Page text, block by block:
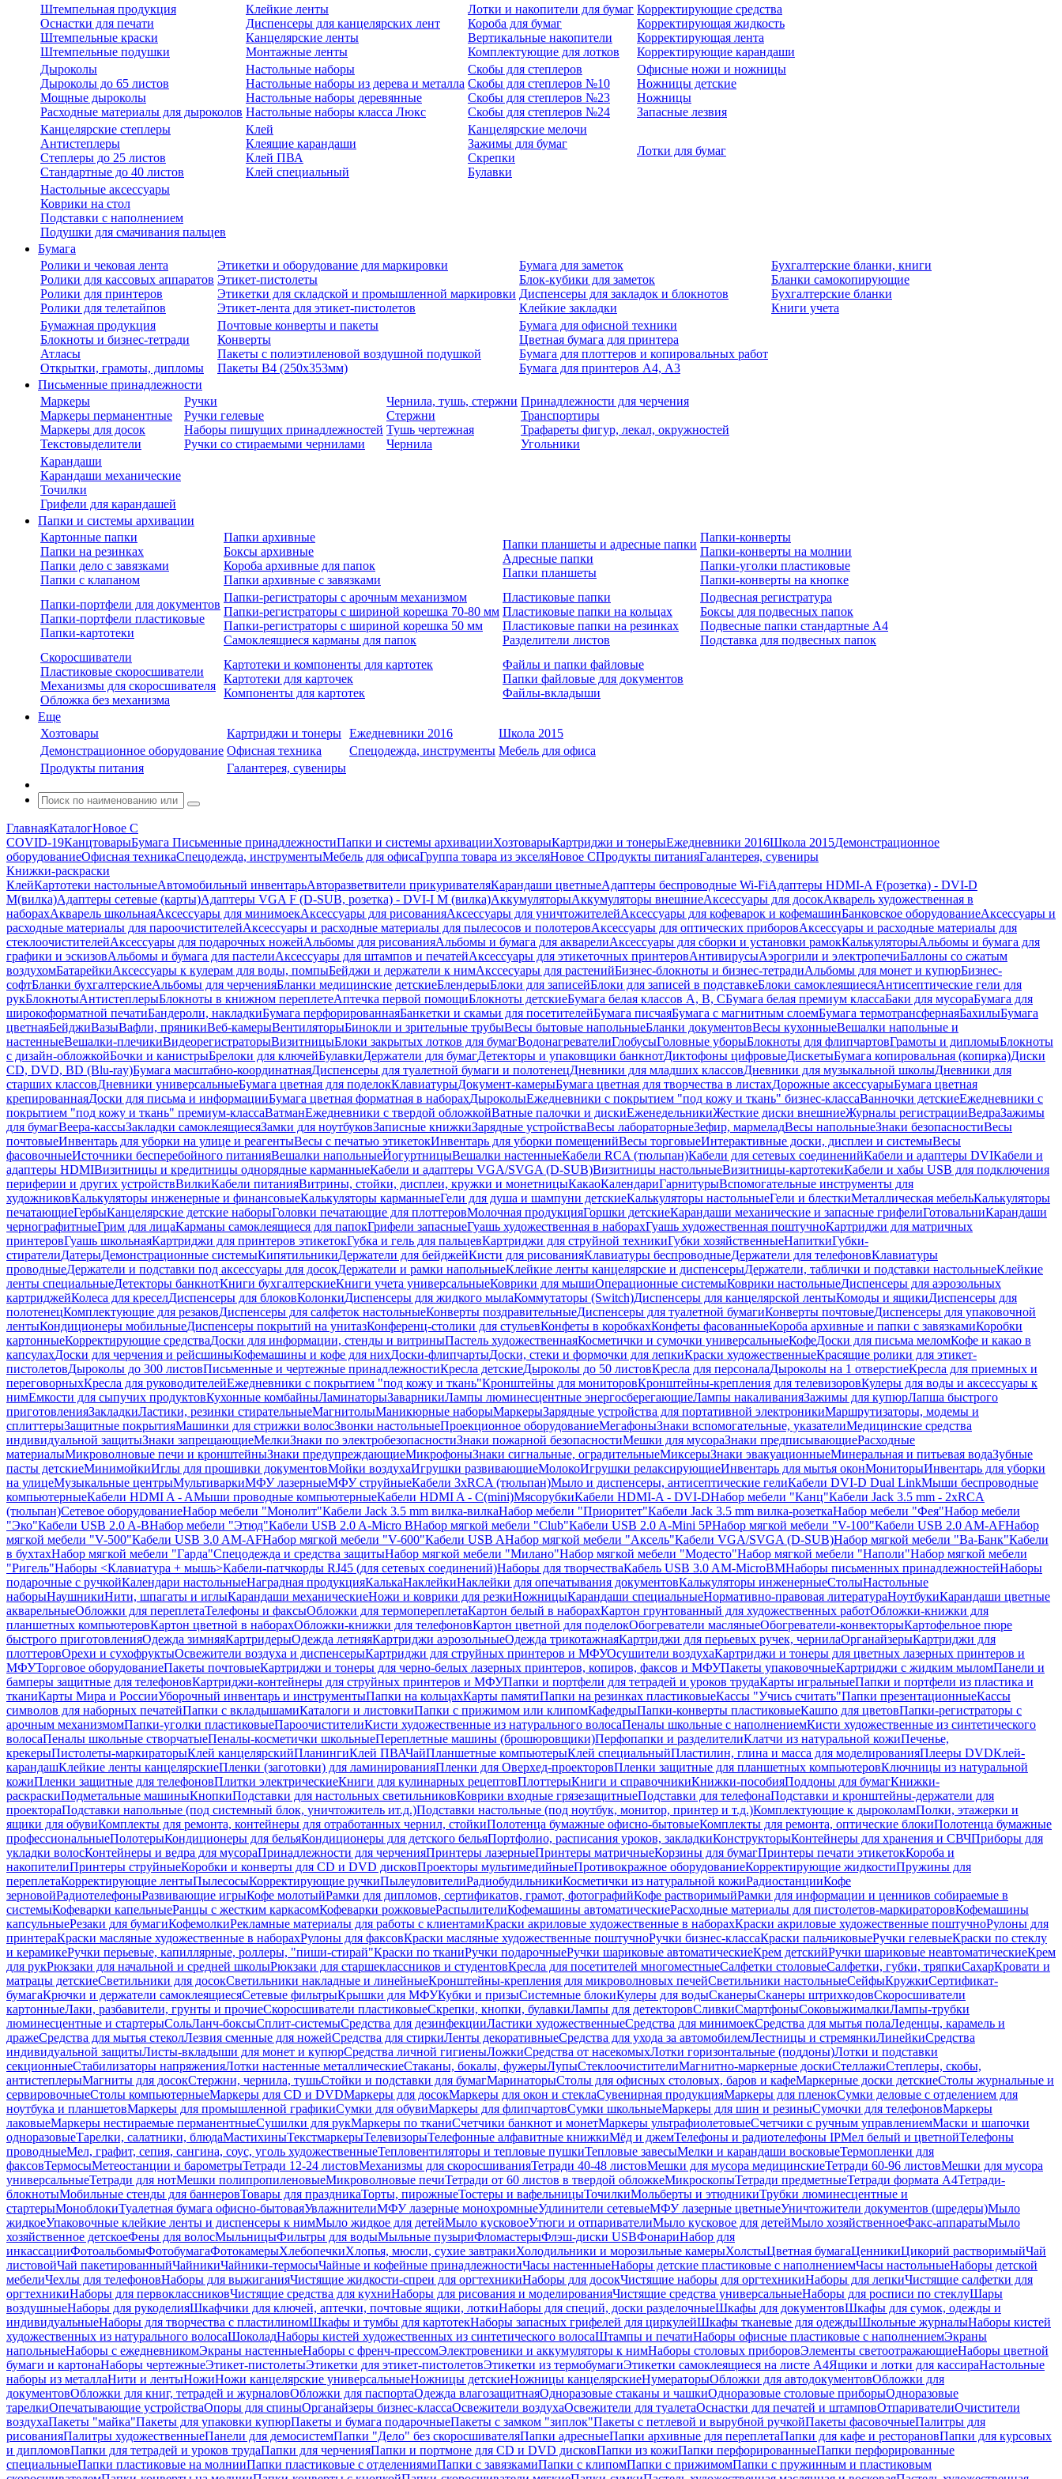
Штемпельная продукция
Оснастки для печати
Штемпельные краски
Штемпельные подушки
Клейкие ленты
Диспенсеры для канцелярских лент
Канцелярские ленты
Монтажные ленты
Лотки и накопители для бумаг
Короба для бумаг
Вертикальные накопители
Комплектующие для лотков
Корректирующие средства
Корректирующая жидкость
Корректирующая лента
Корректирующие карандаши
Дыроколы
Дыроколы до 65 листов
Мощные дыроколы
Расходные материалы для дыроколов
Настольные наборы
Настольные наборы из дерева и металла
Настольные наборы деревянные
Настольные наборы класса Люкс
Скобы для степлеров
Скобы для степлеров №10
Скобы для степлеров №23
Скобы для степлеров №24
Офисные ножи и ножницы
Ножницы детские
Ножницы
Запасные лезвия
Канцелярские степлеры
Антистеплеры
Степлеры до 25 листов
Стандартные до 40 листов
Клей
Клеящие карандаши
Клей ПВА
Клей специальный
Канцелярские мелочи
Зажимы для бумаг
Скрепки
Булавки
Лотки для бумаг
Настольные аксессуары
Коврики на стол
Подставки с наполнением
Подушки для смачивания пальцев
Бумага
Ролики и чековая лента
Ролики для кассовых аппаратов
Ролики для принтеров
Ролики для телетайпов
Этикетки и оборудование для маркировки
Этикет-пистолеты
Этикетки для складской и промышленной маркировки
Этикет-лента для этикет-пистолетов
Бумага для заметок
Блок-кубики для заметок
Диспенсеры для закладок и блокнотов
Клейкие закладки
Бухгалтерские бланки, книги
Бланки самокопирующие
Бухгалтерские бланки
Книги учета
Бумажная продукция
Блокноты и бизнес-тетради
Атласы
Открытки, грамоты, дипломы
Почтовые конверты и пакеты
Конверты
Пакеты с полиэтиленовой воздушной подушкой
Пакеты В4 (250х353мм)
Бумага для офисной техники
Цветная бумага для принтера
Бумага для плоттеров и копировальных работ
Бумага для принтеров А4, А3
Письменные принадлежности
Маркеры
Маркеры перманентные
Маркеры для досок
Текстовыделители
Ручки
Ручки гелевые
Наборы пишущих принадлежностей
Ручки со стираемыми чернилами
Чернила, тушь, стержни
Стержни
Тушь чертежная
Чернила
Принадлежности для черчения
Транспортиры
Трафареты фигур, лекал, окружностей
Угольники
Карандаши
Карандаши механические
Точилки
Грифели для карандашей
Папки и системы архивации
Картонные папки
Папки на резинках
Папки дело с завязками
Папки с клапаном
Папки архивные
Боксы архивные
Короба архивные для папок
Папки архивные с завязками
Папки планшеты и адресные папки
Адресные папки
Папки планшеты
Папки-конверты
Папки-конверты на молнии
Папки-уголки пластиковые
Папки-конверты на кнопке
Папки-портфели для документов
Папки-портфели пластиковые
Папки-картотеки
Папки-регистраторы с арочным механизмом
Папки-регистраторы с шириной корешка 70-80 мм
Папки-регистраторы с шириной корешка 50 мм
Самоклеящиеся карманы для папок
Пластиковые папки
Пластиковые папки на кольцах
Пластиковые папки на резинках
Разделители листов
Подвесная регистратура
Боксы для подвесных папок
Подвесные папки стандартные А4
Подставка для подвесных папок
Скоросшиватели
Пластиковые скоросшиватели
Механизмы для скоросшивателя
Обложка без механизма
Картотеки и компоненты для картотек
Картотеки для карточек
Компоненты для картотек
Файлы и папки файловые
Папки файловые для документов
Файлы-вкладыши
Еще
Хозтовары
Картриджи и тонеры Ежедневники 2016
Школа 2015
Демонстрационное оборудование Офисная техника Спецодежда, инструменты Мебель для офиса
Продукты питания
Галантерея, сувениры
ГлавнаяКаталогНовое С
COVID-19КанцтоварыБумага Письменные принадлежностиПапки и системы архивацииХозтоварыКартриджи и тонерыЕжедневники 2016Школа 2015Демонстрационное
оборудованиеОфисная техникаСпецодежда, инструментыМебель для офисаГруппа товара из экселяНовое СПродукты питанияГалантерея, сувениры
Книжки-раскраски
КлейКартотеки настольныеАвтомобильный инвентарьАвторазветвители прикуривателяКарандаши цветныеАдаптеры беспроводные Wi-FiАдаптеры HDMI-A F(розетка) - DVI-D
M(вилка)Адаптеры сетевые (карты)Адаптеры VGA F (D-SUB, розетка) - DVI-I M (вилка)АккумуляторыАккумуляторы внешниеАксессуары для досокАкварель художественная в
наборахАкварель школьнаяАксессуары для минимоекАксессуары для рисованияАксессуары для уничтожителейАксессуары для кофеварок и кофемашинБанковское оборудованиеАксессуары и
расходные материалы для пароочистителейАксессуары и расходные материалы для пылесосов и полотеровАксессуары для оптических приборовАксессуары и расходные материалы для
стеклоочистителейАксессуары для подарочных ножейАльбомы для рисованияАльбомы и бумага для акварелиАксессуары для сборки и установки рамокКалькуляторыАльбомы и бумага для
графики и эскизовАльбомы и бумага для пастелиАксессуары для штампов и печатейАксессуары для этикеточных принтеровАнтивирусыАэрогрили и электропечиБаллоны со сжатым
воздухомБатарейкиАксессуары к кулерам для воды, помпыБейджи и держатели к нимАкссесуары для растенийБизнес-блокноты и бизнес-тетрадиАльбомы для монет и купюрБизнес-
софтБланки бухгалтерскиеАльбомы для черченияБланки медицинские детскиеБлендерыБлоки для записейБлоки для записей в подставкеБлоки самоклеящиесяАнтисептические гели для
рукБлокнотыАнтистеплерыБлокноты в книжном переплетеАптечка первой помощиБлокноты детскиеБумага белая классов А, В, СБумага белая премиум классаБаки для мусораБумага для
широкоформатной печатиБандероли, накладкиБумага перфорированнаяБанкетки и скамьи для посетителейБумага писчаяБумага с магнитным слоемБумага термотрансфернаяБахилыБумага
цветнаяБейджиВазыВафли, пряникиВеб-камерыВентиляторыБинокли и зрительные трубыВесы бытовые напольныеБланки документовВесы кухонныеВешалки напольные и
настенныеВешалки-плечикиВидеорегистраторыВизитницыБлоки закрытых лотков для бумагВодонагревателиГлобусыГоловные уборыБлокноты для флипчартовГрамоты и дипломыБлокноты
с дизайн-обложкойБочки и канистрыБрелоки для ключейБулавкиДержатели для бумагДетекторы и упаковщики банкнотДиктофоны цифровыеДискетыБумага копировальная (копирка)Диски
CD, DVD, BD (Blu-ray)Бумага масштабно-координатнаяДиспенсеры для туалетной бумаги и полотенецДневники для младших классовДневники для музыкальной школыДневники для
старших классовДневники универсальныеБумага цветная для поделокКлавиатурыДокумент-камерыБумага цветная для творчества в листахДорожные аксессуарыБумага цветная
крепированнаяДоски для письма и информацииБумага цветная форматная в наборахДыроколыЕжедневники с покрытием "под кожу и ткань" бизнес-классаВанночки детскиеЕжедневники с
покрытием "под кожу и ткань" премиум-классаВатманЕжедневники с твердой обложкойВатные палочки и дискиЕженедельникиЖесткие диски внешниеЖурналы регистрацииВедраЗажимы
для бумагВеера-кассыЗакладки самоклеящиесяЗамки для ноутбуковЗаписные книжкиЗарядные устройстваВесы лабораторныеЗефир, мармеладВесы напольныеЗнаки безопасностиВесы
почтовыеИнвентарь для уборки на улице и реагентыВесы с печатью этикетокИнвентарь для уборки помещенийВесы торговыеИнтерактивные доски, дисплеи и системыВесы
фасовочныеИсточники бесперебойного питанияВешалки напольныеЙогуртницыВешалки настенныеКабели RCA (тюльпан)Кабели для сетевых соединенийКабели и адаптеры DVIКабели и
адаптеры HDMIВизитницы и кредитницы однорядные карманныеКабели и адаптеры VGA/SVGA (D-SUB)Визитницы настольныеВизитницы-картотекиКабели и хабы USB для подключения
периферии и других устройствВилкиКабели питанияВитрины, стойки, дисплеи, кружки и монетницыКакаоКалендариГарнитурыВспомогательные инструменты для
художниковКалькуляторы инженерные и финансовыеКалькуляторы карманныеГели для душа и шампуни детскиеКалькуляторы настольныеГели и блесткиМеталлическая мебельКалькуляторы
печатающиеГербыКанцелярские детские наборыГоловки печатающие для плоттеровМолочная продукцияГоршки детскиеКарандаши механические и запасные грифелиГотовальниКарандаши
чернографитныеГрим для лицаКарманы самоклеящиеся для папокГрифели запасныеГуашь художественная в наборахГуашь художественная поштучноКартриджи для матричных
принтеровГуашь школьнаяКартриджи для принтеров этикетокГубка и гель для пальцевКартриджи для струйной техникиГубки хозяйственныеНапиткиГубки-
стирателиДатерыДемонстрационные системыКипятильникиДержатели для бейджейКисти для рисованияКлавиатуры беспроводныеДержатели для телефоновКлавиатуры
проводныеДержатели и подставки под аксессуары для досокДержатели и рамки напольныеКлейкие ленты канцелярские и диспенсерыДержатели, таблички и подставки настольныеКлейкие
ленты специальныеДетекторы банкнотКниги бухгалтерскиеКниги учета универсальныеКоврики для мышиОперационные системыКоврики настольныеДиспенсеры для аэрозольных
картриджейКолеса для креселДиспенсеры для блоковКолонкиДиспенсеры для жидкого мылаКоммутаторы (Switch)Диспенсеры для канцелярской лентыКомоды и ящикиДиспенсеры для
полотенецКомплектующие для резаковДиспенсеры для салфеток настольныеКонверты поздравительныеДиспенсеры для туалетной бумагиКонверты почтовыеДиспенсеры для упаковочной
лентыКондиционеры мобильныеДиспенсеры покрытий на унитазКонференц-столики для стульевКонфеты в коробкахКонфеты фасованныеКороба архивные и папки с завязкамиКоробки
картонныеКорректирующие средстваДоски для информации, стенды и витриныПастель художественнаяКосметички и сумочки универсальныеКофеДоски для письма меломКофе и какао в
капсулахДоски для черчения и рейсшиныКофемашины и кофе для нихДоски-флипчартыДоски, стеки и формочки для лепкиКраски художественныеКрасящие ролики для этикет-
пистолетовДыроколы до 300 листовПисьменные и чертежные принадлежностиКресла детскиеДыроколы до 50 листовКресла для персоналаДыроколы на 1 отверстиеКресла для приемных и
переговорныхКресла для руководителейЕжедневники с покрытием "под кожу и ткань"Кронштейны для мониторовКронштейны-крепления для телевизоровКулеры для воды и аксессуары к
нимЕмкости для сыпучих продуктовКухонные комбайныЛаминаторыЗаварникиЛампы люминесцентные энергосберегающиеЛампы накаливанияЗажимы для купюрЛапша быстрого
приготовленияЗакладкиЛастики, резинки стирательныеМагнитолыМаникюрные наборыМаркерыЗарядные устройства для портативной электроникиМаршрутизаторы, модемы и
сплиттерыЗащитные покрытияМашинки для стрижки волосЗвонки настольныеПроекционное оборудованиеМегафоныЗнаки вспомогательные, указателиМедицинские средства
индивидуальной защитыЗнаки запрещающиеМелкиЗнаки по электробезопасностиЗнаки пожарной безопасностиМешки для мусораЗнаки предписывающиеРасходные
материалыМикроволновые печи и кронштейныЗнаки предупреждающиеМикрофоныЗнаки сигнальные, оградительныеМиксерыЗнаки эвакуационныеМинеральная и питьевая водаЗубные
пасты детскиеМинимойкиИглы для прошивки документовМойки воздухаИгрушки развивающиеМолокоИгрушки релаксирующиеИнвентарь для мытья оконМониторыИнвентарь для уборки
на улицеМузыкальные центрыМультиваркиМФУ лазерныеМФУ струйныеКабели 3xRCA (тюльпан)Мыло и диспенсеры, антисептические гелиКабели DVI-D Dual LinkМыши беспроводные
компьютерныеКабели HDMI A - AМыши проводные компьютерныеКабели HDMI A - C(mini)МясорубкиКабели HDMI-A - DVI-DНабор мебели "Канц"Кабели Jack 3.5 mm - 2xRCA
(тюльпан)Сетевое оборудованиеНабор мебели "Монолит"Кабели Jack 3.5 mm вилка-вилкаНабор мебели "Приоритет"Кабели Jack 3.5 mm вилка-розеткаНабор мебели "Фея"Набор мебели
"Эко"Кабели USB 2.0 A-BНабор мебели "Этюд"Кабели USB 2.0 A-Micro BНабор мягкой мебели "Club"Кабели USB 2.0 A-Mini 5PНабор мягкой мебели "V-100"Кабели USB 2.0 AM-AFНабор
мягкой мебели "V-500"Кабели USB 3.0 AM-AFНабор мягкой мебели "V-600"Кабели USB AНабор мягкой мебели "Аксель"Кабели VGA/SVGA (D-SUB)Набор мягкой мебели "Ва-Банк"Кабели
в бухтахНабор мягкой мебели "Гарда"Спецодежда и средства защитыНабор мягкой мебели "Милано"Набор мягкой мебели "Модесто"Набор мягкой мебели "Наполи"Набор мягкой мебели
"Ригель"Наборы <Клавиатура + мышь>Кабели-патчкорды RJ45 (для сетевых соединений)Наборы для творчестваКабель USB 3.0 AM-MicroBMНаборы письменных принадлежностейНаборы
подарочные с ручкойКалендари настольныеНаградная продукцияКалькаНаклейкиНаклейки для опечатывания документовКалькуляторы инженерныеСтолыНастольные
наборыНаушникиНити, шпагаты и иглыКарандаши механическиеНожи и коврики для резкиНожницыКарандаши специальныеНормативно-правовая литератураНоутбукиКарандаши цветные
акварельныеОбложки для переплетаТелефоны и факсыОбложки для термопереплетаКартон белый в наборахКартон грунтованный для художественных работОбложки-книжки для
планшетных компьютеровКартон цветной в наборахОбложки-книжки для телефоновКартон цветной для поделокОбогреватели масляныеОбогреватели-конвекторыКартофельное пюре
быстрого приготовленияОдежда зимняяКартридерыОдежда летняяКартриджи аэрозольныеОдежда трикотажнаяКартриджи для перьевых ручек, чернилаОрганайзерыКартриджи для
плоттеровОрехи и сухофруктыОсвежители воздуха и диспенсерыКартриджи для струйных принтеров и МФУОсушители воздухаКартриджи и тонеры для цветных лазерных принтеров и
МФУТорговое оборудованиеПакеты почтовыеКартриджи и тонеры для черно-белых лазерных принтеров, копиров, факсов и МФУПакеты упаковочныеКартриджи с жидким мыломПанели и
бамперы защитные для телефоновКартриджи-контейнеры для струйных принтеров и МФУПапки и портфели для тетрадей и уроков трудаКарты игральныеПапки и портфели из пластика и
тканиКарты Мира и РоссииУборочный инвентарь и инструментыПапки на кольцахКарты памятиПапки на резинках пластиковыеКассы "Учись считать"Папки презентационныеКассы
символов для наборных печатейПапки с вкладышамиКаталоги и листовкиПапки с прижимом или клипомКафедрыПапки-конверты пластиковыеКашпо для цветовПапки-регистраторы с
арочным механизмомПапки-уголки пластиковыеПароочистителиКисти художественные из натурального волосаПеналы школьные с наполнениемКисти художественные из синтетического
волосаПеналы школьные створчатыеПеналы-косметички школьныеПереплетные машины (брошюровщики)Перфопапки и разделителиКлатчи из натуральной кожиПеченье,
крекерыПистолеты-маркираторыКлей канцелярскийПланингиКлей ПВАЧайПланшетные компьютерыКлей специальныйПластилин, глина и масса для моделированияПлееры DVDКлей-
карандашКлейкие ленты канцелярскиеПленки (заготовки) для ламинированияПленки для Оверхед-проекторовПленки защитные для планшетных компьютеровКлючницы из натуральной
кожиПленки защитные для телефоновПлитки электрическиеКниги для кулинарных рецептовПлоттерыКниги и справочникиКнижки-пособияПоддоны для бумагКнижки-
раскраскиПодметальные машиныКнопкиПодставки для настольных светильниковКоврики входные грязезащитныеПодставки для телефонаПодставки и кронштейны-держатели для
проектораПодставки напольные (под системный блок, уничтожитель ит.д.)Подставки настольные (под ноутбук, монитор, принтер и т.д.)Комплектующие к дыроколамПолки, этажерки и
ящики для обувиКомплекты для ремонта, контейнеры для отработанных чернил, стойкиПолотенца бумажные офисно-бытовыеКомплекты для ремонта, оптические блокиПолотенца бумажные
профессиональныеПолотерыКондиционеры для бельяКондиционеры для детского бельяПортфолио, расписания уроков, закладкиКонструкторыКонтейнеры для хранения и СВЧПриборы для
укладки волосКонтейнеры и ведра для мусораПринадлежности для черченияПринтеры лазерныеПринтеры матричныеКорзины для бумагПринтеры печати этикетокКороба и
накопителиПринтеры струйныеКоробки и конверты для CD и DVD дисковПроекторы мультимедийныеПротивокражное оборудованиеКорректирующие жидкостиПружины для
переплетаКорректирующие лентыПылесосыКорректирующие ручкиПылеуловителиРадиобудильникиКосметички из натуральной кожиРадиостанцииКофе
зерновойРадиотелефоныРазвивающие игрыКофе молотыйРамки для дипломов, сертификатов, грамот, фотографийКофе растворимыйРамки для информации и ценников собираемые в
системыКофеварки капельныеРанцы с жестким каркасомКофеварки рожковыеРаспылителиКофемашины автоматическиеРасходные материалы для пистолетов-маркираторовКофемашины
капсульныеРезаки для бумагиКофемолкиРекламные материалы для работы с клиентамиКраски акриловые художественные в наборахКраски акриловые художественные поштучноРулоны для
принтераКраски масляные художественные в наборахРулоны для факсовКраски масляные художественные поштучноРучки бизнес-классаКраски пальчиковыеРучки гелевыеКраски по стеклу
и керамикеРучки перьевые, капиллярные, роллеры, "пиши-стирай"Краски по тканиРучки подарочныеРучки шариковые автоматическиеКрем детскийРучки шариковые неавтоматическиеКрем
для рукРюкзаки для начальной и средней школыРюкзаки для старшеклассников и студентовКресла для посетителей многоместныеСалфетки столовыеСалфетки, губки, тряпкиСахарКровати и
матрацы детскиеСветильники для досокСветильники накладные и линейныеКронштейны-крепления для микроволновых печейСветильники настольныеСейфыКружкиСертификат-
бумагаКрючки и держатели самоклеящиесяСетевые фильтрыКрышки для МФУКубки и призыСистемные блокиКулеры для водыСканерыСканеры штрихкодовСкоросшиватели
картонныеЛаки, разбавители, грунты и прочиеСкоросшиватели пластиковыеСкрепки, кнопки, булавкиЛампы для детекторовСливкиСмартфоныСоковыжималкиЛампы-трубки
люминесцентные и стартерыСольЛанч-боксыСплит-системыСредства для дезинфекцииЛастики художественныеСредства для минимоекСредства для мытья полаЛеденцы, карамель и
дражеСредства для мытья стеколЛезвия сменные для ножейСредства для стиркиЛенты декоративныеСредства для ухода за автомобилемЛестницы и стремянкиЛинейкиСредства
индивидуальной защитыЛисты-вкладыши для монет и купюрСредства личной гигиеныЛожкиСредства от насекомыхЛотки горизонтальные (поддоны)Лотки и подставки
секционныеСтабилизаторы напряженияЛотки настенные металлическиеСтаканы, бокалы, фужерыЛупыСтеклоочистителиМагнитно-маркерные доскиСтеллажиСтеплеры, скобы,
антистеплерыМагниты для досокСтержни, чернила, тушьСтойки и подставки для бумагМаринаторыСтолы для офисных столовых, баров и кафеМаркерные доски детскиеСтолы журнальные и
сервировочныеСтолы компьютерныеМаркеры для CD и DVDМаркеры для досокМаркеры для окон и стеклаСувенирная продукцияМаркеры для пленокСумки деловые с отделением для
ноутбука и планшетовМаркеры для промышленной графикиСумки для обувиМаркеры для флипчартовСумки школьныеМаркеры для шин и резиныСумочки для телефоновМаркеры
лаковыеМаркеры нестираемые перманентныеСушилки для рукМаркеры по тканиСчетчики банкнот и монетМаркеры ультрафиолетовыеСчетчики с ручным управлениемМаски и шапочки
одноразовыеТарелки, салатники, блюдаМастихиныТекстмаркерыТелевизорыТелефонные алфавитные книжкиМёд и джемТелефоны и радиотелефоны IPМел белый и цветнойТелефоны
проводныеМел, графит, сепия, сангина, соус, уголь художественныеТепловентиляторы и тепловые пушкиТепловые завесыМелки и карандаши восковыеТермопленки для
факсовТермосыМетеостанции и барометрыТетради 12-24 листовМеханизмы для скоросшиванияТетради 40-48 листовМешки для мусора медицинскиеТетради 60-96 листовМешки для мусора
универсальныеТетради для нотМешки полипропиленовыеМикроволновые печиТетради от 60 листов в твердой обложкеМикроскопыТетради предметныеТетради формата А4Тетради-
блокнотыМобильные стенды для баннеровТовары для праздникаТорты, пирожныеТостеры и вафельницыТочилкиМольберты и этюдникиТрубки люминесцентные и
стартерыМоноблокиТуалетная бумага офисно-бытоваяУвлажнителиМФУ лазерные монохромныеУдлинители сетевыеМФУ лазерные цветныеУничтожители документов (шредеры)Мыло
жидкоеУпаковочные клейкие ленты и диспенсеры к нимМыло жидкое для детейМыло кусковоеУтюги и отпаривателиМыло кусковое для детейМыло хозяйственноеФакс-аппаратыМыло
хозяйственное детскоеФены для волосМыльницыФильтры для водыМыльные пузыриФломастерыФлэш-диски USBФонариНабор для
инкассацииФотоальбомыФотобумагаФотокамерыХлебопечкиХлопья, мюсли, сухие завтракиХолодильники и морозильные камерыХолстыЦветная бумагаЦенникиЦикорий растворимыйЧай
листовойЧай пакетированныйЧайникиЧайники-термосыЧайные и кофейные принадлежностиЧасы настенныеНаборы детские пластиковые с наполнениемЧасы настольныеНаборы детской
мебелиЧехлы для телефоновНаборы для выжиганияЧистящие жидкости-спреи для оргтехникиНаборы для досокЧистящие наборы для оргтехникиНаборы для лепкиЧистящие салфетки для
оргтехникиНаборы для первоклассниковЧистящие средства для кухниНаборы для рисования и моделированияЧистящие средства универсальныеНаборы для росписи по стеклуШары
воздушныеНаборы для рукоделияШкафчики для ключей, аптечки, почтовые ящики, лоткиНаборы для специй, доски разделочныеШкафы для документовШкафы для сумок, одежды и
индивидуальныеНаборы для творчества с пластилиномШкафы и тумбы для картотекНаборы запасных грифелей для циркулейШкафы тканевые для одеждыШкольные журналыНаборы кистей
художественных из натурального волосаШоколадНаборы кистей художественных из синтетического волосаШтампы и печатиНаборы офисные пластиковые с наполнениемЭкраны
напольныеНаборы с ежедневникомЭкраны настенныеНаборы с френч-прессомЭлектровеники и аккумуляторы к нимНаборы столовых приборовЭлементы светоотражающиеНаборы цветной
бумаги и картонаНаборы чертежныеЭтикет-пистолетыЭтикетки для этикет-пистолетовЭтикетки из термобумагиЭтикетки самоклеящиеся на листе А4Ящики и лотки для кассираНастольные
наборы из металлаНити и лентыНожиНожи канцелярские универсальныеНожницы детскиеНожницы канцелярскиеНумераторыОбложки для автодокументовОбложки для
документовОбложки для книг, тетрадей и журналовОбложки для паспортаОдежда влагозащитнаяОдноразовые стаканы и чашкиОдноразовые столовые приборыОдноразовые
тарелкиОпечатывающие устройстваОпоры для спиныОрганайзеры бизнес-классаОсвежители воздухаОсвежители для туалетаОснастки для печатей и штамповОтпаривателиОчистители
воздухаПакеты "майка"Пакеты для упаковки купюрПакеты и бумага подарочныеПакеты с замком "зиплок"Пакеты с петлевой и вырубной ручкойПакеты фасовочныеПалитры для
рисованияПалитры художественныеПанели для демосистемПапки "Дело" без скоросшивателяПапки адресныеПапки архивные для переплетаПапки для кафе и ресторановПапки для курсовых
и дипломовПапки для тетрадей и уроков трудаПапки для черченияПапки и портмоне для CD и DVD дисковПапки из кожиПапки перфорированныеПапки перфорированные
специальныеПапки пластиковые на молнииПапки пластиковые с отделениямиПапки с завязкамиПапки с клипомПапки с прижимомПапки с пружинным и пластиковым